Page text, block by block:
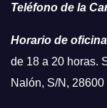
Teléfono de la
Horario de
de 18 a 20 horas.
Nalón, S/N,